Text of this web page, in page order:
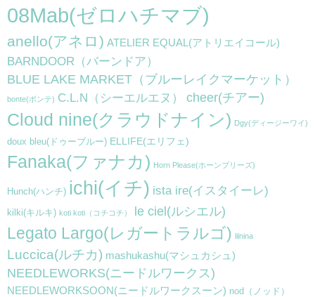
08Mab(ゼロハチマブ)
anello(アネロ) ATELIER EQUAL(アトリエイコール)
BARNDOOR（バーンドア）
BLUE LAKE MARKET（ブルーレイクマーケット）
bonte(ボンテ) C.L.N（シーエルエヌ） cheer(チアー)
Cloud nine(クラウドナイン) Dgy(ディージーワイ)
doux bleu(ドゥーブルー) ELLIFE(エリフェ)
Fanaka(ファナカ) Horn Please(ホーンプリーズ)
Hunch(ハンチ) ichi(イチ) ista ire(イスタイーレ)
kilki(キルキ) koti koti（コチコチ） le ciel(ルシエル)
Legato Largo(レガートラルゴ) lilnina
Luccica(ルチカ) mashukashu(マシュカシュ)
NEEDLEWORKS(ニードルワークス)
NEEDLEWORKSOON(ニードルワークスーン) nod（ノッド）